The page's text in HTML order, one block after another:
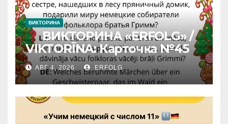
ВИКТОРИНА
ВИКТОРИНА «ERFOLG» /
VIKTORĪNA: Карточка №45
АВГ 4, 2026 ERFOLG